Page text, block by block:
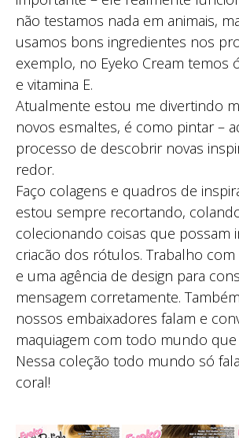
não testamos nada em animais,
usamos bons ingredientes nos
exemplo, no Eyeko Cream temos
e vitamina E.
Atualmente estou me divertindo
novos esmaltes, é como pintar –
processo de descobrir novas
redor.
Faço colagens e quadros de
estou sempre recortando,
colecionando coisas que possam
criacão dos rótulos. Trabalho
e uma agência de design para
mensagem corretamente.
nossos embaixadores falam e
maquiagem com todo mundo
Nessa coleção todo mundo só
coral!